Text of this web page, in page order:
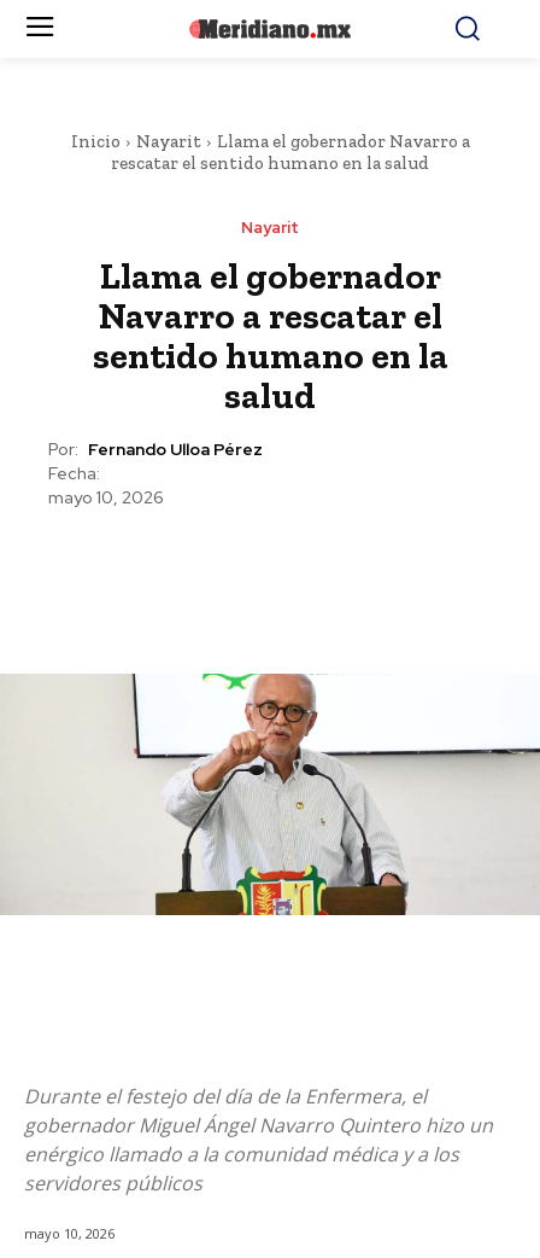
Inicio Nayarit
Llama el gobernador Navarro a
rescatar el sentido humano en la salud
Nayarit
Llama el gobernador
Navarro a rescatar el
sentido humano en la
salud
Por: Fernando Ulloa Pérez
Fecha:
mayo 10, 2026
Durante el festejo del día de la Enfermera, el
gobernador Miguel Ángel Navarro Quintero hizo un
enérgico llamado a la comunidad médica y a los
servidores públicos
mayo 10, 2026